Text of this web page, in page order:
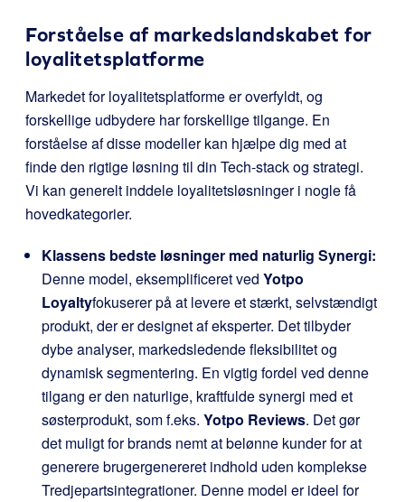
Forståelse af markedslandskabet for
loyalitetsplatforme
Markedet for loyalitetsplatforme er overfyldt, og
forskellige udbydere har forskellige tilgange. En
forståelse af disse modeller kan hjælpe dig med at
finde den rigtige løsning til din Tech-stack og strategi.
Vi kan generelt inddele loyalitetsløsninger i nogle få
hovedkategorier.
Klassens bedste løsninger med naturlig Synergi:
Denne model, eksemplificeret ved Yotpo
Loyaltyfokuserer på at levere et stærkt, selvstændigt
produkt, der er designet af eksperter. Det tilbyder
dybe analyser, markedsledende fleksibilitet og
dynamisk segmentering. En vigtig fordel ved denne
tilgang er den naturlige, kraftfulde synergi med et
søsterprodukt, som f.eks. Yotpo Reviews. Det gør
det muligt for brands nemt at belønne kunder for at
generere brugergenereret indhold uden komplekse
Tredjepartsintegrationer. Denne model er ideel for